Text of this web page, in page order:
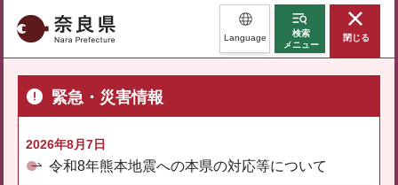
奈良県 Language
検索
メニュー
閉じる
緊急・災害情報
2026年8月7日
令和8年熊本地震への本県の対応等について